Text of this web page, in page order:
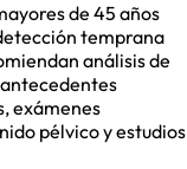
de 45 años
temprana
análisis de
antecedentes
exámenes
pélvico y estudios